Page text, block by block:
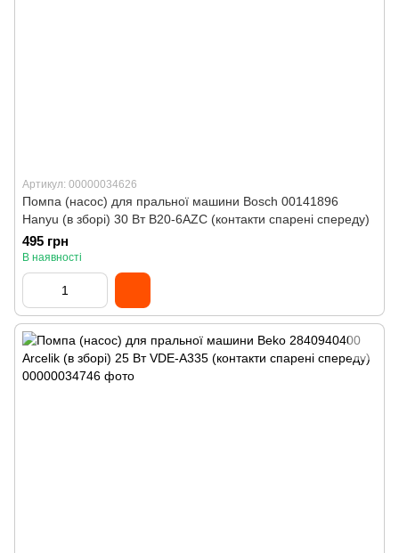
Артикул: 00000034626
Помпа (насос) для пральної машини Bosch 00141896
Hanyu (в зборі) 30 Вт B20-6AZC (контакти спарені спереду)
495 грн
В наявності